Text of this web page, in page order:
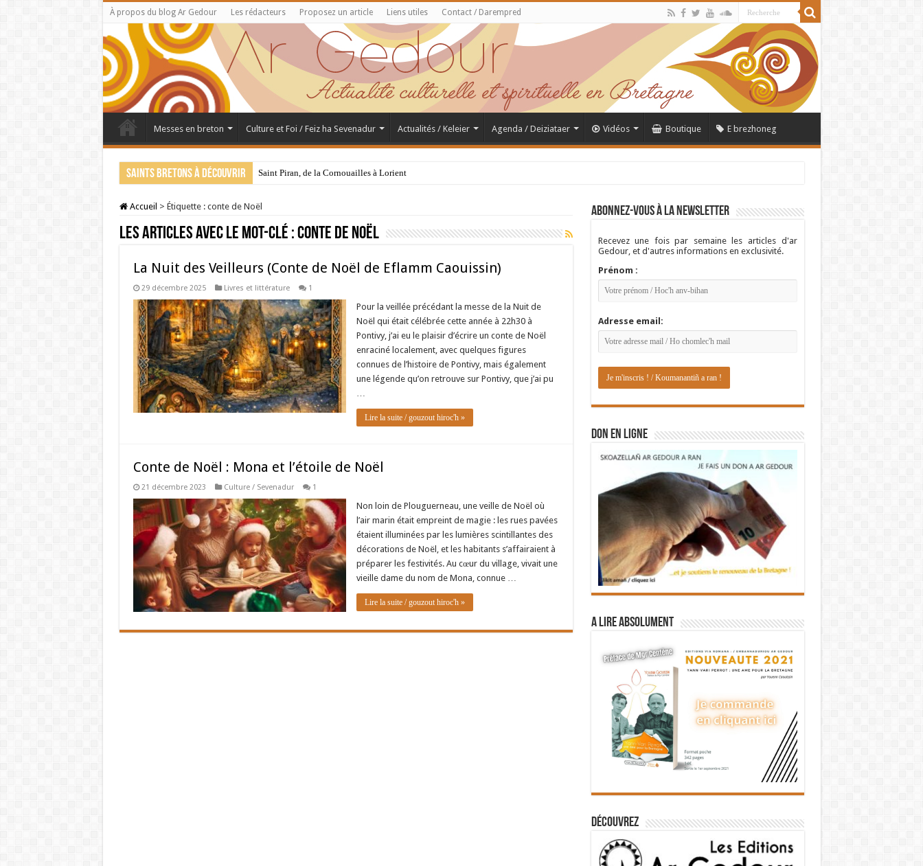
À propos du blog Ar Gedour Les rédacteurs Proposez un article Liens utiles Contact / Darempred
Messes en breton Culture et Foi / Feiz ha Sevenadur Actualités / Keleier Agenda / Deiziataer Vidéos Boutique E brezhoneg
Saints bretons à découvrir Saint Piran, de la Cornouailles à Lorient
Accueil > Étiquette : conte de Noël
Les articles avec le mot-clé :conte de Noël
La Nuit des Veilleurs (Conte de Noël de Eflamm Caouissin)
29 décembre 2025 Livres et littérature 1
Pour la veillée précédant la messe de la Nuit de
Noël qui était célébrée cette année à 22h30 à
Pontivy, j’ai eu le plaisir d’écrire un conte de Noël
enraciné localement, avec quelques figures
connues de l’histoire de Pontivy, mais également
une légende qu’on retrouve sur Pontivy, que j’ai pu
…
Lire la suite / gouzout hiroc'h »
Conte de Noël : Mona et l’étoile de Noël
21 décembre 2023 Culture / Sevenadur 1
Non loin de Plouguerneau, une veille de Noël où
l’air marin était empreint de magie : les rues pavées
étaient illuminées par les lumières scintillantes des
décorations de Noël, et les habitants s’affairaient à
préparer les festivités. Au cœur du village, vivait une
vieille dame du nom de Mona, connue …
Lire la suite / gouzout hiroc'h »
Abonnez-vous à la newsletter
Recevez une fois par semaine les articles d'ar
Gedour, et d'autres informations en exclusivité.
Prénom :
Adresse email:
DON EN LIGNE
A lire absolument
Découvrez